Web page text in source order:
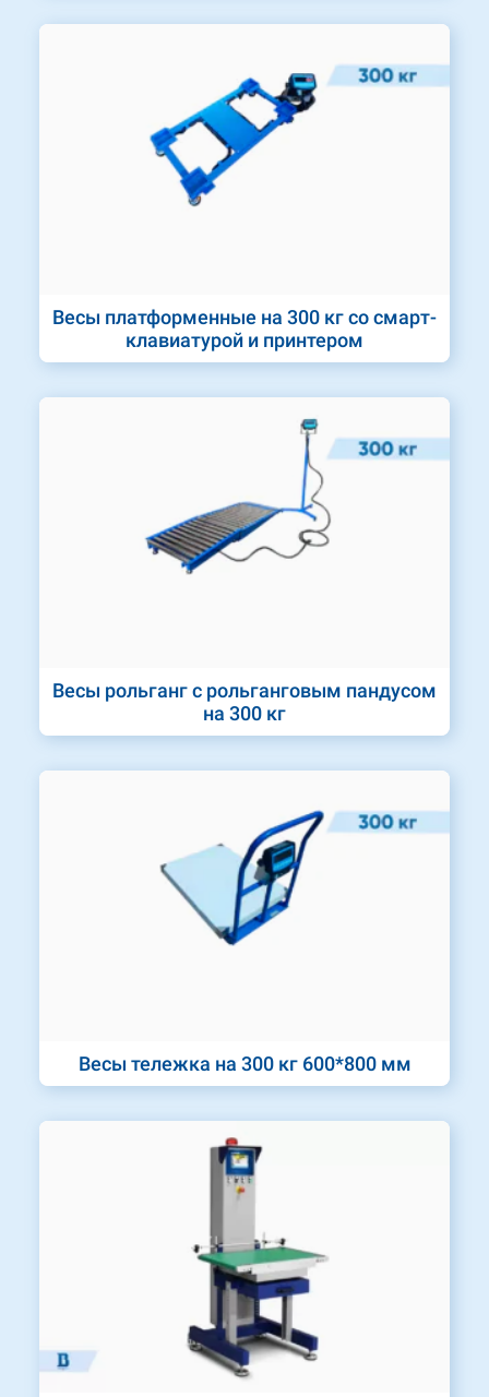
Весы платформенные на 300 кг со смарт-
клавиатурой и принтером
Весы рольганг с рольганговым пандусом
на 300 кг
Весы тележка на 300 кг 600*800 мм